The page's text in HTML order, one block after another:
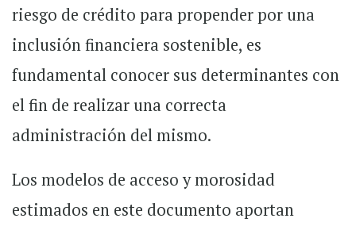
riesgo de crédito para propender por una
inclusión financiera sostenible, es
fundamental conocer sus determinantes con
el fin de realizar una correcta
administración del mismo.
Los modelos de acceso y morosidad
estimados en este documento aportan